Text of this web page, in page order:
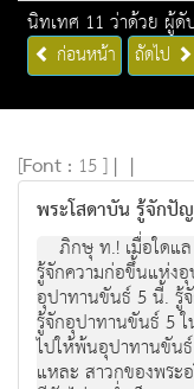
นิทเทศ 11 ว่าด้วย ผู้
ก่อนหน้า ถัดไป
[Font : 15 ] | |
พระโสดาบัน รู้จักปั
ภิกษุ ท.! เมื่อใดแ
รู้จักความก่อขึ้นแห่ง
อุปาทานขันธ์ 5 นี้. รู้
รู้จักอุปาทานขันธ์ 5
ไปให้พ้นอุปาทานขัน
แหละ สาวกของพระ